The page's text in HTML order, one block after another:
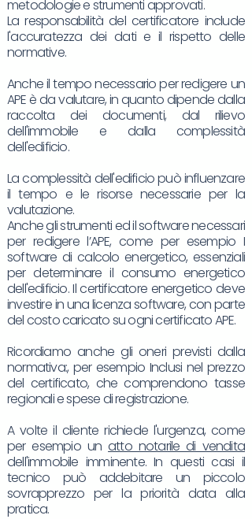
metodologie e strumenti approvati.
La responsabilità del certificatore include
l'accuratezza dei dati e il rispetto delle
normative.
Anche il tempo necessario per redigere un
APE è da valutare, in quanto dipende dalla
raccolta dei documenti, dal rilievo
dell'immobile e dalla complessità
dell'edificio.
La complessità dell'edificio può influenzare
il tempo e le risorse necessarie per la
valutazione.
Anche gli strumenti ed il software necessari
per redigere l’APE, come per esempio I
software di calcolo energetico, essenziali
per determinare il consumo energetico
dell'edificio. Il certificatore energetico deve
investire in una licenza software, con parte
del costo caricato su ogni certificato APE.
Ricordiamo anche gli oneri previsti dalla
normativa:, per esempio Inclusi nel prezzo
del certificato, che comprendono tasse
regionali e spese di registrazione.
A volte il cliente richiede l'urgenza, come
per esempio unatto notarile di vendita
dell'immobile imminente. In questi casi il
tecnico può addebitare un piccolo
sovrapprezzo per la priorità data alla
pratica.